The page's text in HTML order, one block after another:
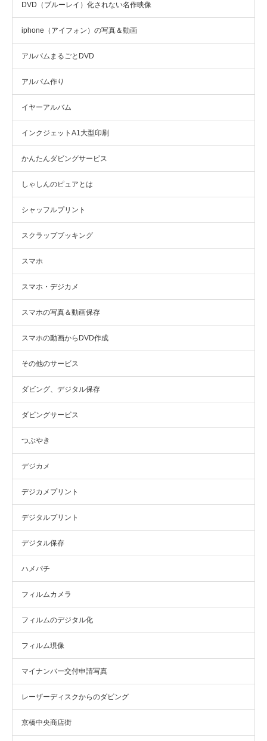
DVD（ブルーレイ）化されない名作映像
iphone（アイフォン）の写真＆動画
アルバムまるごとDVD
アルバム作り
イヤーアルバム
インクジェットA1大型印刷
かんたんダビングサービス
しゃしんのピュアとは
シャッフルプリント
スクラップブッキング
スマホ
スマホ・デジカメ
スマホの写真＆動画保存
スマホの動画からDVD作成
その他のサービス
ダビング、デジタル保存
ダビングサービス
つぶやき
デジカメ
デジカメプリント
デジタルプリント
デジタル保存
ハメパチ
フィルムカメラ
フィルムのデジタル化
フィルム現像
マイナンバー交付申請写真
レーザーディスクからのダビング
京橋中央商店街